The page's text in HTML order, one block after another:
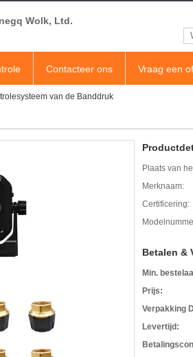
Wolk, Ltd.
Contacteer ons Vraag een
van de Banddruk
Plaats van
Merknaam:
Certificering:
Betalen &
Min.
Prijs:
Verpakking
Levertijd: